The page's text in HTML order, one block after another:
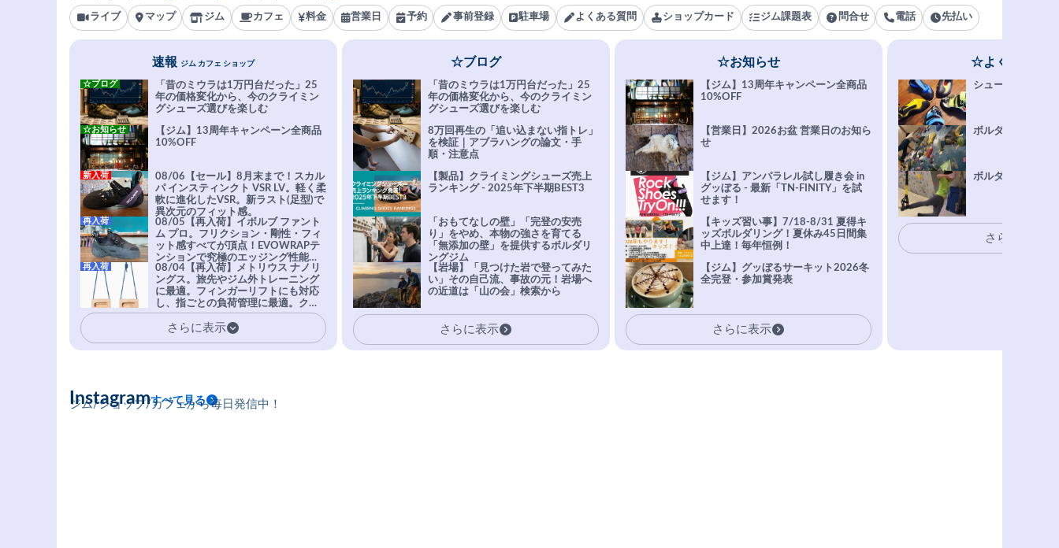
ライブ マップ ジム カフェ 料金 営業日 予約 事前登録 駐車場 よくある質問 ショップカード ジム課題表 問合せ 電話 先払い
速報 ジム カフェ ショップ
「昔のミウラは1万円台だった」25
年の価格変化から、今のクライミン
グシューズ選びを楽しむ
☆ブログ
【ジム】13周年キャンペーン全商品
10%OFF
☆お知らせ
08/06【セール】8月末まで！スカル
パ インスティンクト VSR LV。軽く柔
軟に進化したVSR。新ラスト(足型)で
異次元のフィット感。
新入荷
08/05【再入荷】イボルブ ファント
ム プロ。フリクション・剛性・フィ
ット感すべてが頂点！EVOWRAPテ
ンションで究極のエッジング性能を
実現。進化系ラバーEvo-74はTRAX
を凌駕する粘着力で極小ホールドに
安心感。
再入荷
08/04【再入荷】メトリウス ナノリ
ングス。旅先やジム外トレーニング
に最適。フィンガーリフトにも対応
し、指ごとの負荷管理に最適。クラ
イマーの指を本気で鍛えるギア。
再入荷
さらに表示
☆ブログ
「昔のミウラは1万円台だった」25
年の価格変化から、今のクライミン
グシューズ選びを楽しむ
8万回再生の「追い込まない指トレ」
を検証｜アブラハングの論文・手
順・注意点
【製品】クライミングシューズ売上
ランキング - 2025年下半期BEST3
「おもてなしの壁」「完登の安売
り」をやめ、本物の強さを育てる
「無添加の壁」を提供するボルダリ
ングジム
【岩場】「見つけた岩で登ってみた
い」その自己流、事故の元！岩場へ
の近道は「山の会」検索から
さらに表示
☆お知らせ
【ジム】13周年キャンペーン全商品
10%OFF
【営業日】2026お盆 営業日のお知ら
せ
【ジム】アンパラレル試し履き会 in
グッぼる - 最新「TN-FINITY」を試
せます！
【キッズ習い事】7/18-8/31 夏得キ
ッズボルダリング！夏休み45日間集
中上達！毎年恒例！
【ジム】グッぼるサーキット2026冬
全完登・参加賞発表
さらに表示
☆よくある質
シューズ選びFAQ
ボルダリング上達
ボルダリングトレ
さらに表示
ジム/ショップ/カフェから毎日発信中！
Instagramすべて見る